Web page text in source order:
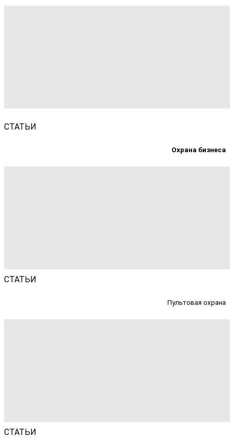
СТАТЬИ
Охрана бизнеса
СТАТЬИ
Пультовая охрана
СТАТЬИ